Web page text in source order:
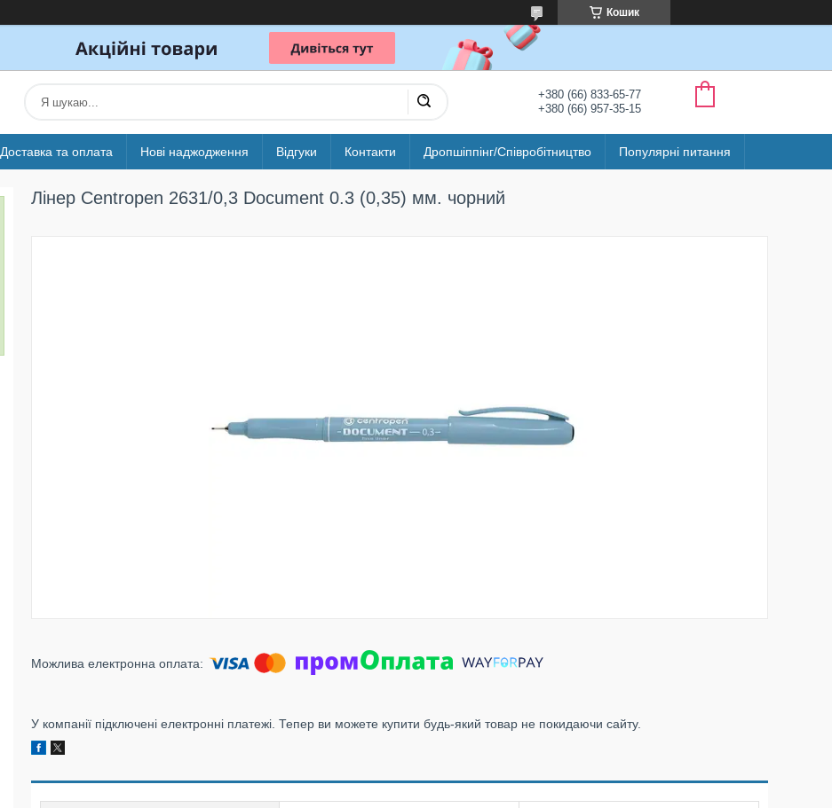
Кошик
+380 (66) 833-65-77
+380 (66) 957-35-15
Доставка та оплата Нові наджодження Відгуки Контакти Дропшіппінг/Співробітництво Популярні питання
Лінер Centropen 2631/0,3 Document 0.3 (0,35) мм. чорний
У компанії підключені електронні платежі. Тепер ви можете купити будь-який товар не покидаючи сайту.